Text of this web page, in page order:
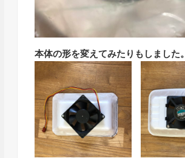
本体の形を変えてみたりもしました。